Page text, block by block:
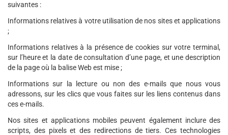
suivantes :
Informations relatives à votre utilisation de nos sites et applications
;
Informations relatives à la présence de cookies sur votre terminal,
sur l’heure et la date de consultation d’une page, et une description
de la page où la balise Web est mise ;
Informations sur la lecture ou non des e-mails que nous vous
adressons, sur les clics que vous faites sur les liens contenus dans
ces e-mails.
Nos sites et applications mobiles peuvent également inclure des
scripts, des pixels et des redirections de tiers. Ces technologies